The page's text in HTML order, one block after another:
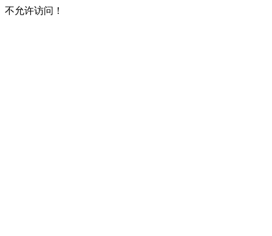
不允许访问！